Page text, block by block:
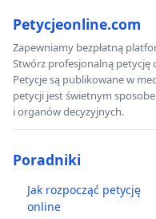
Petycjeonline.com
Zapewniamy bezpłatną
Stwórz profesjonalną petycję
Petycje są publikowane w
petycji jest świetnym
i organów decyzyjnych.
Poradniki
Jak rozpocząć petycję
online